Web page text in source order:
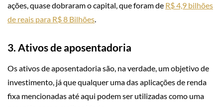
ações, quase dobraram o capital, que foram de R$ 4,9 bilhões
de reais para R$ 8 Bilhões.
3. Ativos de aposentadoria
Os ativos de aposentadoria são, na verdade, um objetivo de
investimento, já que qualquer uma das aplicações de renda
fixa mencionadas até aqui podem ser utilizadas como uma